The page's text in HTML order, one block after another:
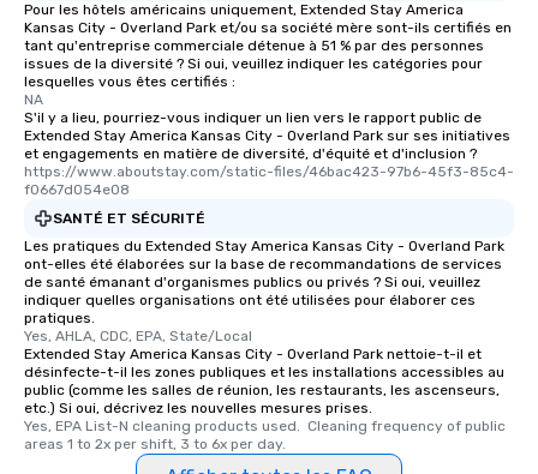
Pour les hôtels américains uniquement, Extended Stay America
Kansas City - Overland Park et/ou sa société mère sont-ils certifiés en
tant qu'entreprise commerciale détenue à 51 % par des personnes
issues de la diversité ? Si oui, veuillez indiquer les catégories pour
lesquelles vous êtes certifiés :
NA
S'il y a lieu, pourriez-vous indiquer un lien vers le rapport public de
Extended Stay America Kansas City - Overland Park sur ses initiatives
et engagements en matière de diversité, d'équité et d'inclusion ?
https://www.aboutstay.com/static-files/46bac423-97b6-45f3-85c4-
f0667d054e08
SANTÉ ET SÉCURITÉ
Les pratiques du Extended Stay America Kansas City - Overland Park
ont-elles été élaborées sur la base de recommandations de services
de santé émanant d'organismes publics ou privés ? Si oui, veuillez
indiquer quelles organisations ont été utilisées pour élaborer ces
pratiques.
Yes, AHLA, CDC, EPA, State/Local
Extended Stay America Kansas City - Overland Park nettoie-t-il et
désinfecte-t-il les zones publiques et les installations accessibles au
public (comme les salles de réunion, les restaurants, les ascenseurs,
etc.) Si oui, décrivez les nouvelles mesures prises.
Yes, EPA List-N cleaning products used.  Cleaning frequency of public
areas 1 to 2x per shift, 3 to 6x per day.